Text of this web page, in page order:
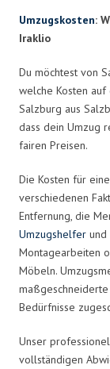
Umzugskosten:
Iraklio
Du möchtest von
welche Kosten auf
Salzburg aus
dass dein Umzug
fairen Preisen.
Die Kosten für
verschiedenen
Entfernung, die
Umzugshelfer und
Montagearbeiten
Möbeln.
Bedürfnisse
Unser
vollständigen